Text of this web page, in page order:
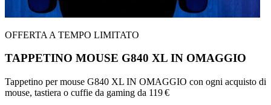
OFFERTA A TEMPO LIMITATO
TAPPETINO MOUSE G840 XL IN OMAGGIO
Tappetino per mouse G840 XL IN OMAGGIO con ogni acquisto di
mouse, tastiera o cuffie da gaming da 119 €